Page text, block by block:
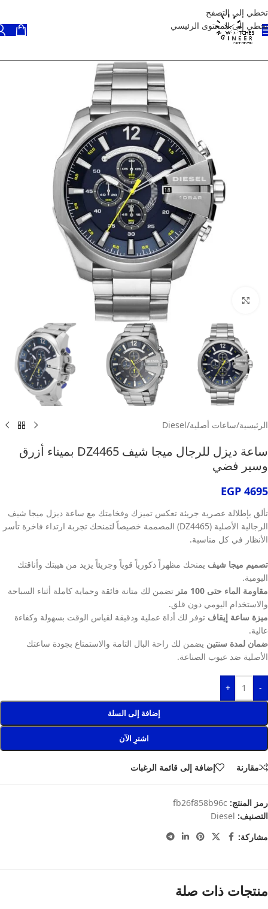
تخطي إلى التصفح
تخطي إلى المحتوى الرئيسي
الرئيسية/ساعات أصلية/
Diesel
ساعة ديزل للرجال ميجا شيف DZ4465 بميناء أزرق
وسير فضي
EGP 4695
تألق بإطلالة عصرية جريئة تعكس تميزك وفخامتك مع ساعة ديزل ميجا شيف
الرجالية الأصلية (DZ4465) المصممة خصيصاً لتمنحك تجربة ارتداء فاخرة تأسر
الأنظار في كل مناسبة.
تصميم ميجا شيف يمنحك مظهراً ذكورياً قوياً وجريئاً يزيد من هيبتك وأناقتك
اليومية.
مقاومة الماء حتى 100 متر
تضمن لك متانة فائقة وحماية كاملة أثناء السباحة
والاستخدام اليومي دون قلق.
ميزة ساعة إيقاف توفر لك أداة عملية ودقيقة لقياس الوقت بسهولة وكفاءة
عالية.
ضمان لمدة سنتين يضمن لك راحة البال التامة والاستمتاع بجودة ساعتك
الأصلية ضد عيوب الصناعة.
-
+
إضافة إلى السلة
اشترِ الآن
مقارنة إضافة إلى قائمة الرغبات
رمز المنتج: fb26f858b96c
التصنيف: Diesel
مشاركة:
منتجات ذات صلة